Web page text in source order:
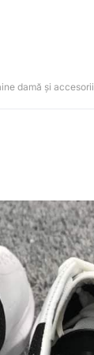
damă și accesorii